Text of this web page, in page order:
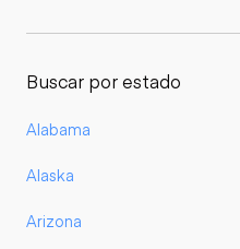
Buscar por estado
Alabama
Alaska
Arizona